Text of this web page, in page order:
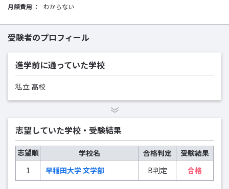
月額費用
わからない
受験者のプロフィール
進学前に通っていた学校
私立 高校
志望していた学校・受験結果
志望順 学校名 合格判定
受験結果
1
早稲田大学 文学部 B判定 合格